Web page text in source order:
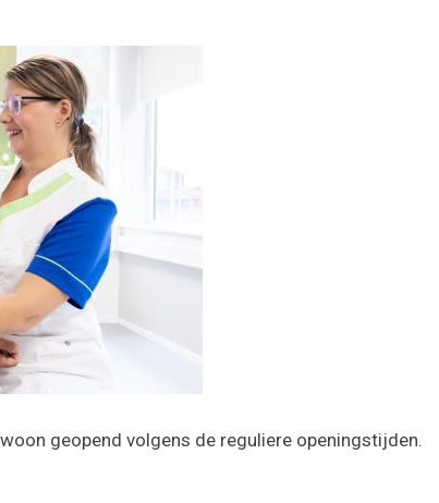
geopend volgens de reguliere openingstijden.